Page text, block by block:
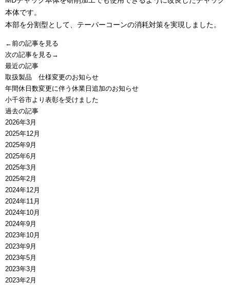
本体です。
本部を分割型として、テーパーコーンの消耗対策を実現しました。
←前の記事を見る
次の記事を見る→
最近の記事
取扱製品 仕様変更のお知らせ
年間休日数変更に伴う休業日追加のお知らせ
小千谷市より表彰を受けました
過去の記事
2026年3月
2025年12月
2025年9月
2025年6月
2025年3月
2025年2月
2024年12月
2024年11月
2024年10月
2024年9月
2023年10月
2023年9月
2023年5月
2023年3月
2023年2月